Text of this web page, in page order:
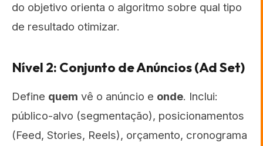
do objetivo orienta o algoritmo sobre qual tipo
de resultado otimizar.
Nível 2: Conjunto de Anúncios (Ad Set)
Define quem vê o anúncio e onde. Inclui:
público-alvo (segmentação), posicionamentos
(Feed, Stories, Reels), orçamento, cronograma